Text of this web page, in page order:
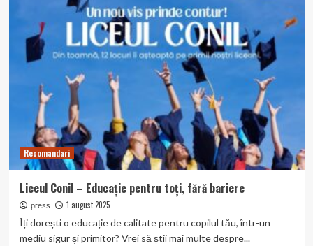
costă
tapiterie
auto
Oradea?
Recomandari
Liceul Conil – Educație pentru toți, fără bariere
press 1 august 2025
Îți dorești o educație de calitate pentru copilul tău, într-un
mediu sigur și primitor? Vrei să știi mai multe despre...